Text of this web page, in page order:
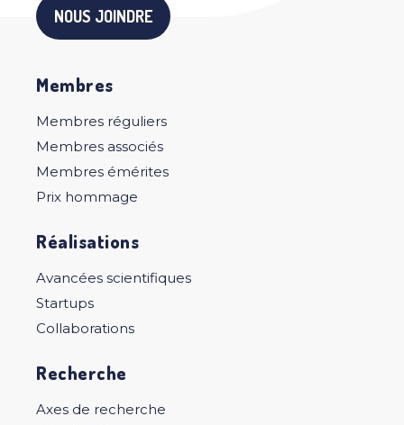
NOUS JOINDRE
Membres
Membres réguliers
Membres associés
Membres émérites
Prix hommage
Réalisations
Avancées scientifiques
Startups
Collaborations
Recherche
Axes de recherche